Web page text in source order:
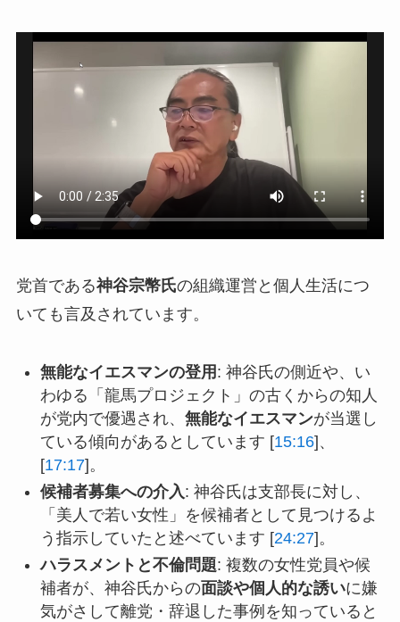
党首である神谷宗幣氏の組織運営と個人生活につ
いても言及されています。
無能なイエスマンの登用 : 神谷氏の側近や、い
わゆる「龍馬プロジェクト」の古くからの知人
が党内で優遇され、 無能なイエスマンが当選し
ている傾向があるとしています [15:16]、
[17:17]。
候補者募集への介入: 神谷氏は支部長に対し、
「美人で若い女性」を候補者として見つけるよ
う指示していたと述べています [24:27]。
ハラスメントと不倫問題: 複数の女性党員や候
補者が、神谷氏からの面談や個人的な誘いに嫌
気がさして離党・辞退した事例を知っていると